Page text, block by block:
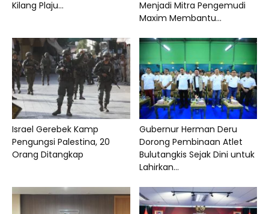
Kilang Plaju...
Menjadi Mitra Pengemudi
Maxim Membantu...
Israel Gerebek Kamp
Pengungsi Palestina, 20
Orang Ditangkap
Gubernur Herman Deru
Dorong Pembinaan Atlet
Bulutangkis Sejak Dini untuk
Lahirkan...